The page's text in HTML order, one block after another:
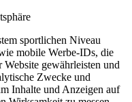
sportlichen Niveau
mobile Werbe-IDs, die
gewährleisten und
Zwecke und
Inhalte und Anzeigen auf